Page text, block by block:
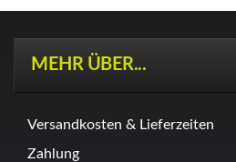
MEHR ÜBER...
Versandkosten & Lieferzeiten
Zahlung